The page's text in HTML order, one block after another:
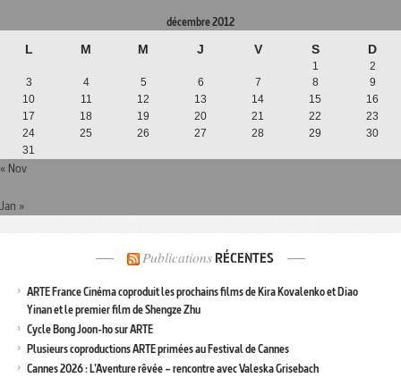
décembre 2012
L M M J V S D
1
2
3
4 5 6 7 8
9
10
11 12 13 14 15
16
17
18 19 20 21 22
23
24
25 26 27 28 29
30
31
« Nov
Jan »
Publications RÉCENTES
ARTE France Cinéma coproduit les prochains films de Kira Kovalenko et Diao
Yinan et le premier film de Shengze Zhu
Cycle Bong Joon-ho sur ARTE
Plusieurs coproductions ARTE primées au Festival de Cannes
Cannes 2026 : L’Aventure rêvée – rencontre avec Valeska Grisebach